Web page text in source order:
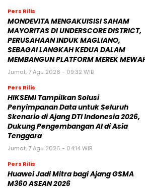
Pers Rilis
MONDEVITA MENGAKUISISI SAHAM
MAYORITAS DI UNDERSCORE DISTRICT,
PERUSAHAAN INDUK MAGLIANO,
SEBAGAI LANGKAH KEDUA DALAM
MEMBANGUN PLATFORM MEREK
Jumat, 7 Agu 2026 - 09:32 WIB
Pers Rilis
HIKSEMI Tampilkan Solusi
Penyimpanan Data untuk Seluruh
Skenario di Ajang DTI Indonesia 2026,
Dukung Pengembangan AI di Asia
Tenggara
Jumat, 7 Agu 2026 - 04:14 WIB
Pers Rilis
Huawei Jadi Mitra bagi Ajang GSMA
M360 ASEAN 2026